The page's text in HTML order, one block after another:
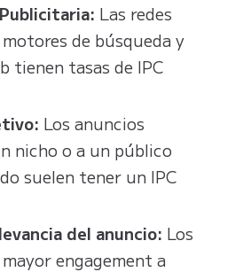
Las redes
de búsqueda y
tienen tasas de IPC
Los anuncios
nicho o a un público
suelen tener un IPC
del anuncio: Los
engagement a